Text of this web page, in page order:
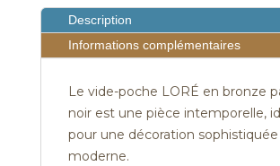
Description
Informations complémentaires
Le vide-poche LORÉ en bronze
noir est une pièce intemporelle,
pour une décoration
moderne.